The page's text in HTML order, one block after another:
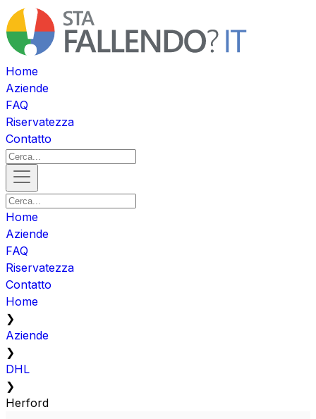
Home
Aziende
FAQ
Riservatezza
Contatto
Home
Aziende
FAQ
Riservatezza
Contatto
Home
❯
Aziende
❯
DHL
❯
Herford